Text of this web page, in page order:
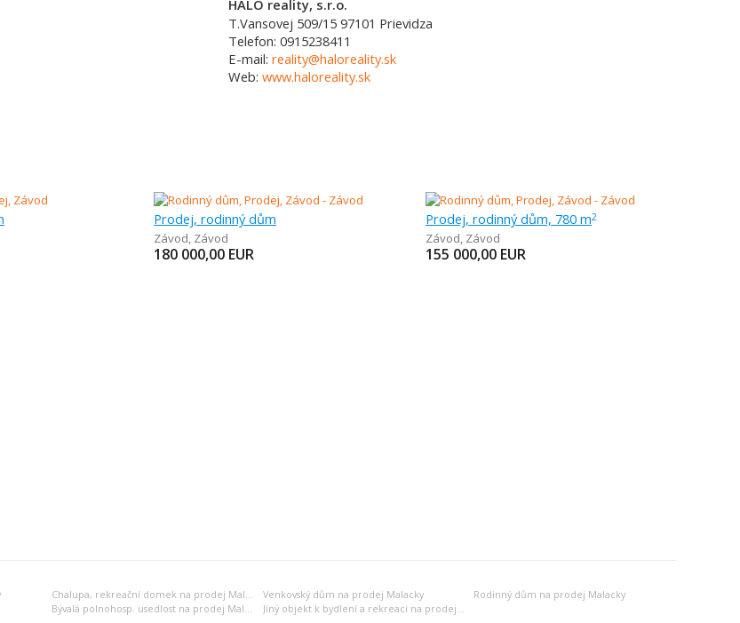
HALO reality, s.r.o.
T.Vansovej 509/15 97101 Prievidza
Telefon: 0915238411
E-mail: reality@haloreality.sk
Web: www.haloreality.sk
Prodej, rodinný dům
Závod, Závod
180 000,00 EUR
Prodej, rodinný dům, 780 m2
Závod, Závod
155 000,00 EUR
Chalupa, rekreační domek na prodej Malacky Venkovský dům na prodej Malacky
Rodinný dům na prodej Malacky
Bývalá polnohosp. usedlost na prodej Malacky Jiný objekt k bydlení a rekreaci na prodej Malacky